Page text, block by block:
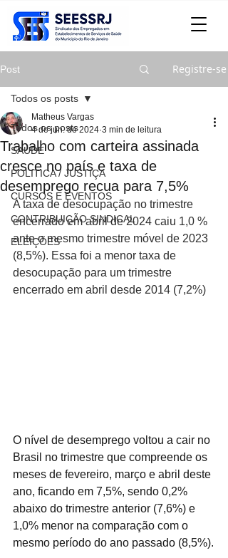
Post Registre-se
Todos os posts
SAÚDE
POLITICA / JUSTIÇA
CURSOS E EVENTOS
CONTRIBUIÇÃO SINDICAL
ELEIÇÕES
Todos os posts
Trabalho com carteira assinada
cresce no país e taxa de
desemprego recua para 7,5%
Matheus Vargas
4 de jun. de 2024 3 min de leitura
A taxa de desocupação no trimestre
encerrado em abril de 2024 caiu 1,0 %
ante o mesmo trimestre móvel de 2023
(8,5%). Essa foi a menor taxa de
desocupação para um trimestre
encerrado em abril desde 2014 (7,2%)
O nível de desemprego voltou a cair no
Brasil no trimestre que compreende os
meses de fevereiro, março e abril deste
ano, ficando em 7,5%, sendo 0,2%
abaixo do trimestre anterior (7,6%) e
1,0% menor na comparação com o
mesmo período do ano passado (8,5%).